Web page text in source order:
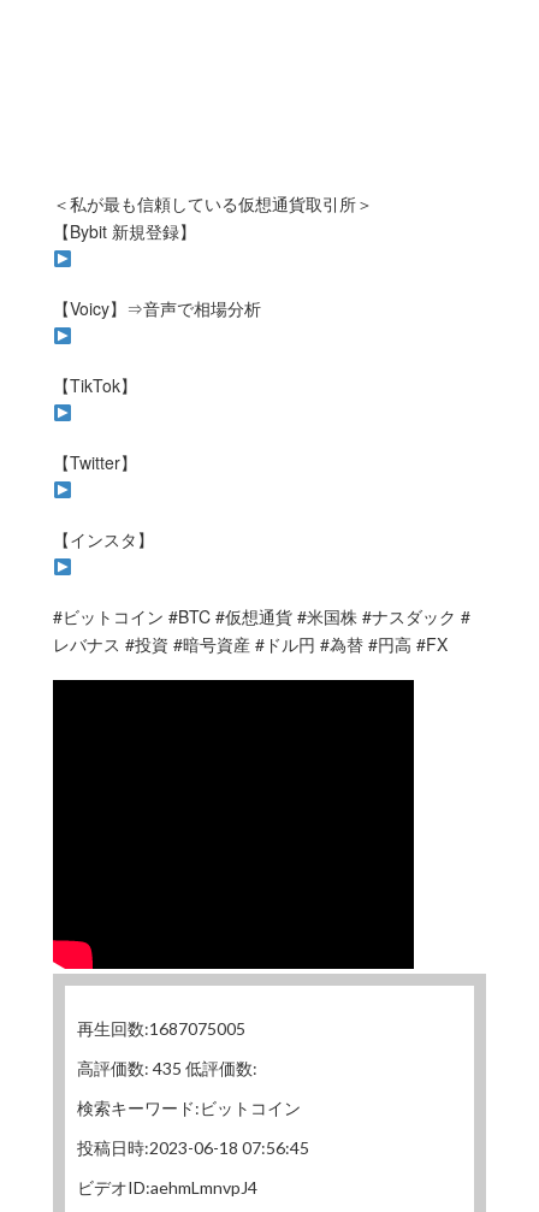
＜私が最も信頼している仮想通貨取引所＞
【Bybit 新規登録】
【Voicy】⇒音声で相場分析
【TikTok】
【Twitter】
【インスタ】
#ビットコイン #BTC #仮想通貨 #米国株 #ナスダック #
レバナス #投資 #暗号資産 #ドル円 #為替 #円高 #FX
再生回数:1687075005
高評価数: 435 低評価数:
検索キーワード:ビットコイン
投稿日時:2023-06-18 07:56:45
ビデオID:aehmLmnvpJ4